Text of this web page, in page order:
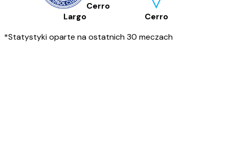
Cerro
Largo
Cerro
*Statystyki oparte na ostatnich 30 meczach